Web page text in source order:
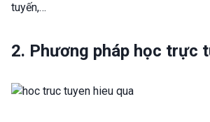
tuyến,…
2. Phương pháp học trực